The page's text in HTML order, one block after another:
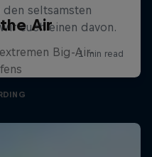
Air
Big-Air-